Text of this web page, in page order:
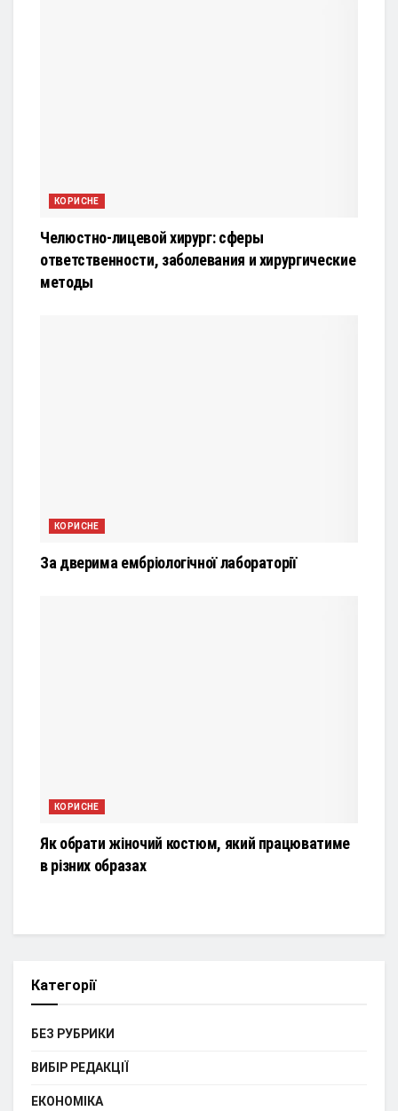
КОРИСНЕ
Челюстно-лицевой хирург: сферы
ответственности, заболевания и хирургические
методы
КОРИСНЕ
За дверима ембріологічної лабораторії
КОРИСНЕ
Як обрати жіночий костюм, який працюватиме
в різних образах
Категорії
БЕЗ РУБРИКИ
ВИБІР РЕДАКЦІЇ
ЕКОНОМІКА